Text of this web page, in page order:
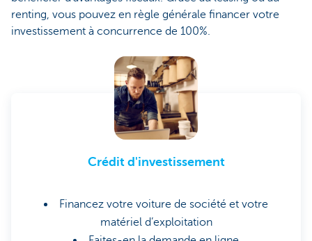
renting, vous pouvez en règle générale financer votre
investissement à concurrence de 100%.
Crédit d'investissement
Financez votre voiture de société et votre
matériel d’exploitation